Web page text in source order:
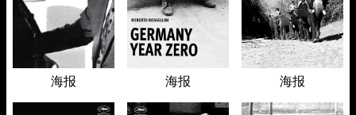
海报 海报 海报